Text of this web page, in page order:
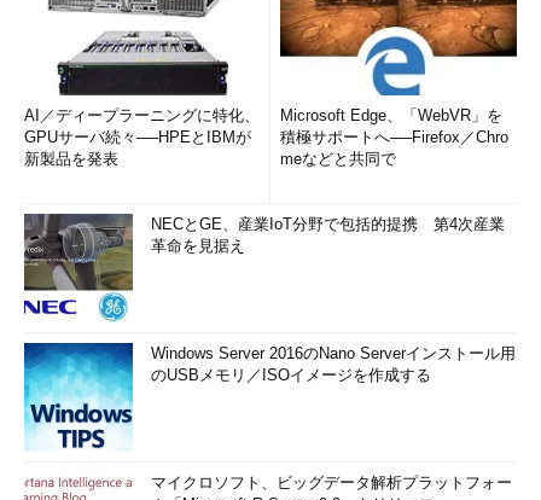
AI／ディープラーニングに特化、
GPUサーバ続々──HPEとIBMが
新製品を発表
Microsoft Edge、「WebVR」を
積極サポートへ──Firefox／Chro
meなどと共同で
NECとGE、産業IoT分野で包括的提携 第4次産業
革命を見据え
Windows Server 2016のNano Serverインストール用
のUSBメモリ／ISOイメージを作成する
マイクロソフト、ビッグデータ解析プラットフォー